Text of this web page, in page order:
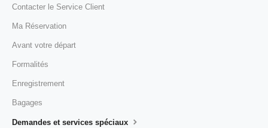
Contacter le Service Client
Ma Réservation
Avant votre départ
Formalités
Enregistrement
Bagages
Demandes et services spéciaux